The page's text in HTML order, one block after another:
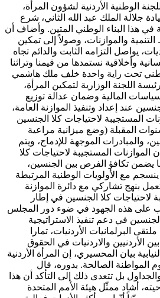
الوطنية الأردنية لشؤون المرأة،
جلالة الملك عبد الله الثاني، شرع
هذا البناء الوطني المتين. وأضاف أن
والموازنات، وصولاً إلى تمكين
يواصل التزامه الثابت والدائم تجاه
وأخلاقية نستمدها من قيمنا وتراثنا
تحت راية واحدة خلف ملك هاشمي
اللجنة الوزارية لتمكين المرأة،
المالية وضمان عدالة توزيع
عند إعداد وتنفيذ الموازنة العامة،
المستجيبة لاحتياجات كلا الجنسين
الخمسة للعمل عليها للسنوات المقبلة (وضع ميزانية مراعية
والمبادرات الموجهة للإدماج، ويتم
المستجيبة لاحتياجات كلا
يضمن تكافؤ الفرص بين الجنسين،
مع الأولويات الوطنية المرتبطة
بنهج تشاركي مع دائرة الموازنة
لاحتياجات كلا الجنسين في إطار
المعنية في مجلس النواب على هذه الجهود في ضوء دور المجلس
في دعم تنفيذ الاستراتيجية
البرلمانيات الأردنيات، تمارا
الأردنيين والاردنيات في الحقوق
بيان المحسيري، إن المرأة الأردنية
المواطنة الصالحة. بدوره، قال
بل تتعدى ذلك إلى التأكد أن هذا
أشاد ممثّل هيئة الأمم المتحدة